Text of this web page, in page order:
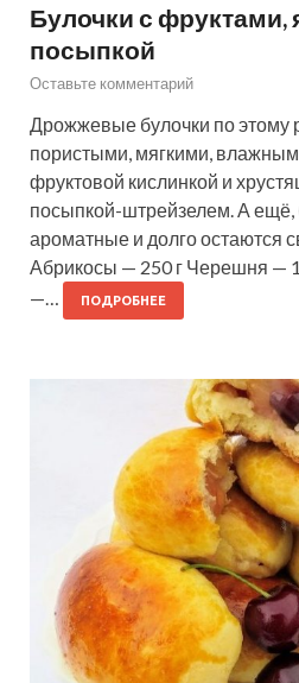
Булочки с фруктами,
посыпкой
Оставьте комментарий
Дрожжевые булочки по этому
пористыми, мягкими,
фруктовой кислинкой и
посыпкой-штрейзелем. А ещё,
ароматные и долго остаются
Абрикосы — 250 г Черешня —
—…
ПОДРОБНЕЕ